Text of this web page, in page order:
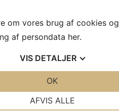
om vores brug af cookies og
af persondata her.
VIS DETALJER
AFVIS ALLE
OK